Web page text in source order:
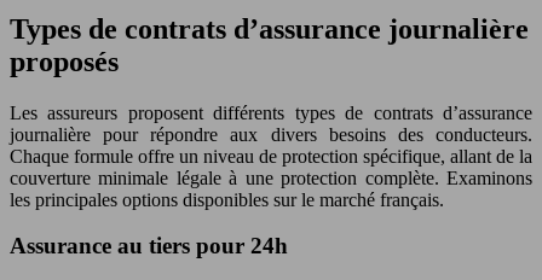
Types de contrats d’assurance journalière
proposés
Les assureurs proposent différents types de contrats d’assurance
journalière pour répondre aux divers besoins des conducteurs.
Chaque formule offre un niveau de protection spécifique, allant de la
couverture minimale légale à une protection complète. Examinons
les principales options disponibles sur le marché français.
Assurance au tiers pour 24h